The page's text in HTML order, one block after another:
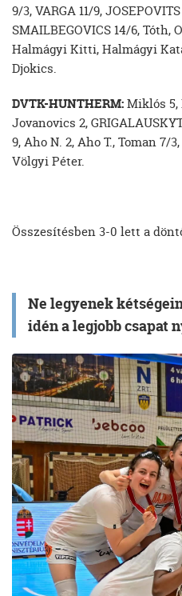
9/3, VARGA 11/9,
SMAILBEGOVICS 14/6, Tóth,
Halmágyi Kitti, Halmágyi
Djokics.
DVTK-HUNTHERM:Miklós 5,
Jovanovics 2,
9, Aho N. 2, Aho T., Toman 7/
Völgyi Péter.
Összesítésben 3-0 lett a
Ne legyenek
idén a legjobb csapat